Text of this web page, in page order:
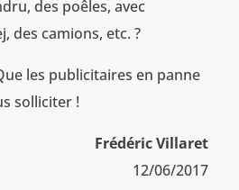
des poêles, avec
des camions, etc. ?
les publicitaires en panne
solliciter !
Frédéric Villaret
12/06/2017